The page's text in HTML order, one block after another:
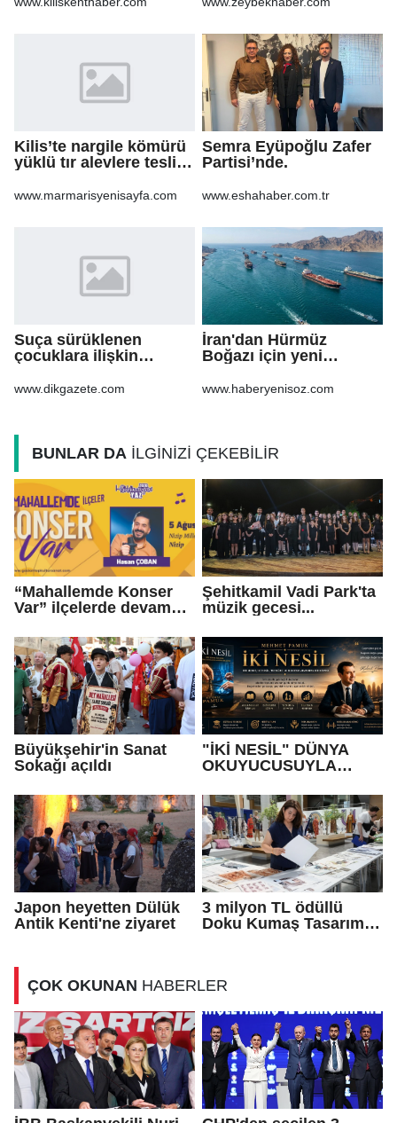
Kilis’te nargile kömürü
yüklü tır alevlere teslim
www.marmarisyenisayfa.com
Semra Eyüpoğlu Zafer
Partisi’nde.
www.eshahaber.com.tr
Suça sürüklenen
çocuklara ilişkin
kanun teklifi'nin ilk 2
www.dikgazete.com
İran'dan Hürmüz
Boğazı için yeni
www.haberyenisoz.com
BUNLAR DA İLGİNİZİ ÇEKEBİLİR
“Mahallemde Konser
Var” ilçelerde devam
Şehitkamil Vadi Park'ta
müzik gecesi...
Büyükşehir'in Sanat
Sokağı açıldı
"İKİ NESİL" DÜNYA
OKUYUCUSUYLA
Japon heyetten Dülük
Antik Kenti'ne ziyaret
3 milyon TL ödüllü
Doku Kumaş Tasarım
ÇOK OKUNAN HABERLER